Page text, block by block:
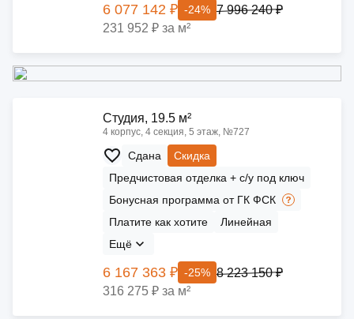
6 077 142 ₽ -24% 7 996 240 ₽
231 952 ₽ за м²
Cтудия, 19.5 м²
4 корпус, 4 секция, 5 этаж, №727
Сдана
Скидка
Предчистовая отделка + с/у под ключ
Бонусная программа от ГК ФСК
Платите как хотите
Линейная
Ещё
6 167 363 ₽ -25% 8 223 150 ₽
316 275 ₽ за м²